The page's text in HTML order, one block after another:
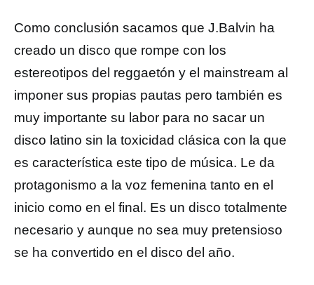
Como conclusión sacamos que J.Balvin ha
creado un disco que rompe con los
estereotipos del reggaetón y el mainstream al
imponer sus propias pautas pero también es
muy importante su labor para no sacar un
disco latino sin la toxicidad clásica con la que
es característica este tipo de música. Le da
protagonismo a la voz femenina tanto en el
inicio como en el final. Es un disco totalmente
necesario y aunque no sea muy pretensioso
se ha convertido en el disco del año.